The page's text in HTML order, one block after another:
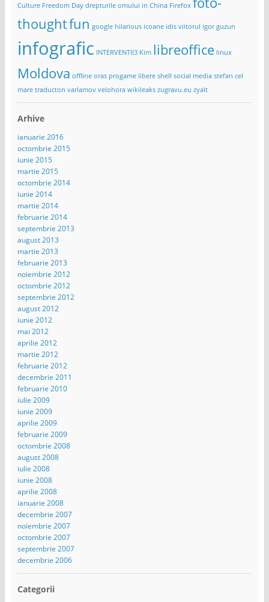
Culture Freedom Day drepturile omului in China Firefox
thoughtfun google hilarious icoane idis viitorul igor guzun
infografic INTERVENTII3 Kim libreoffice linux
Moldova offline oras progame libere shell social media stefan cel
mare traducton varlamov velohora wikileaks zugravu.eu zyalt
Arhive
ianuarie 2016
octombrie 2015
iunie 2015
martie 2015
octombrie 2014
iunie 2014
martie 2014
februarie 2014
septembrie 2013
august 2013
martie 2013
februarie 2013
noiembrie 2012
octombrie 2012
septembrie 2012
august 2012
iunie 2012
mai 2012
aprilie 2012
martie 2012
februarie 2012
decembrie 2011
februarie 2010
iulie 2009
iunie 2009
aprilie 2009
februarie 2009
octombrie 2008
august 2008
iulie 2008
iunie 2008
aprilie 2008
ianuarie 2008
decembrie 2007
noiembrie 2007
octombrie 2007
septembrie 2007
decembrie 2006
Categorii